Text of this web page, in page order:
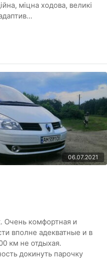
міцна ходова, великі
06.07.2021
Очень комфортная и
вполне адекватные и в
км не отдыхая.
докинуть парочку